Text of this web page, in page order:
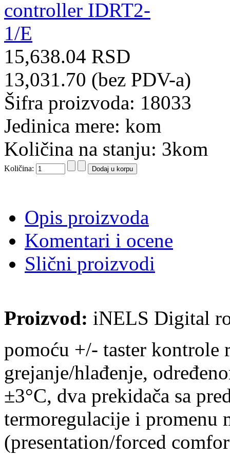
15,638.04 RSD
13,031.70 (bez PDV-a)
Šifra proizvoda: 18033
Jedinica mere: kom
Količina na stanju: 3kom
Količina:
Opis proizvoda
Komentari i ocene
Slični proizvodi
Proizvod: iNELS Digital
pomoću +/- taster kontrole
grejanje/hlađenje,
±3°C, dva prekidača sa
termoregulacije i promenu
(presentation/forced